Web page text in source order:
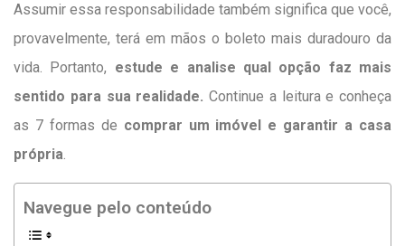
Assumir essa responsabilidade também significa que você,
provavelmente, terá em mãos o boleto mais duradouro da
vida. Portanto, estude e analise qual opção faz mais
sentido para sua realidade. Continue a leitura e conheça
as 7 formas de comprar um imóvel e garantir a casa
própria.
Navegue pelo conteúdo